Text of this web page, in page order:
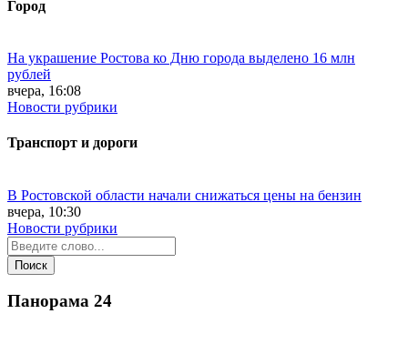
Город
На украшение Ростова ко Дню города выделено 16 млн
рублей
вчера, 16:08
Новости рубрики
Транспорт и дороги
В Ростовской области начали снижаться цены на бензин
вчера, 10:30
Новости рубрики
Панорама 24